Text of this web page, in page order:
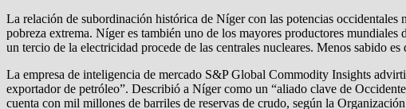
La relación de subordinación histórica de Níger con las potencias
pobreza extrema. Níger es también uno de los mayores productores
un tercio de la electricidad procede de las centrales nucleares. Menos sabido
La empresa de inteligencia de mercado S&P Global Commodity Insights
exportador de petróleo”. Describió a Níger como un “aliado clave de
cuenta con mil millones de barriles de reservas de crudo, según la